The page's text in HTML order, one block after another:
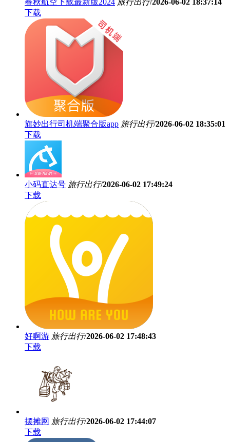
春秋航空下载最新版2024 旅行出行/2026-06-02 18:37:14
下载
旗妙出行司机端聚合版app 旅行出行/2026-06-02 18:35:01
下载
小码直达号 旅行出行/2026-06-02 17:49:24
下载
好啊游 旅行出行/2026-06-02 17:48:43
下载
摆摊网 旅行出行/2026-06-02 17:44:07
下载